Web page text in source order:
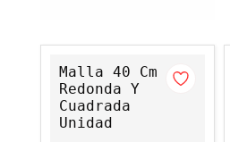
Malla 40 Cm
Redonda Y
Cuadrada
Unidad